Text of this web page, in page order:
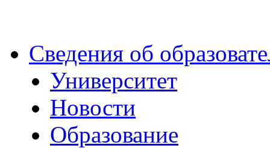
Сведения об
Университет
Новости
Образование